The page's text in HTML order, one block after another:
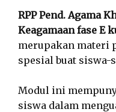
RPP Pend. Agama
Keagamaan fase E
merupakan materi
spesial buat siswa-
Modul ini
siswa dalam